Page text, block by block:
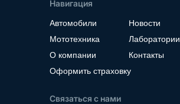
Навигация
Автомобили
Мототехника
О компании
Оформить страховку
Новости
Лаборатории
Контакты
Связаться с нами